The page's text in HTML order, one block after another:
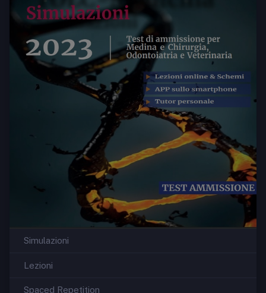
Simulazioni
Lezioni
Spaced Repetition